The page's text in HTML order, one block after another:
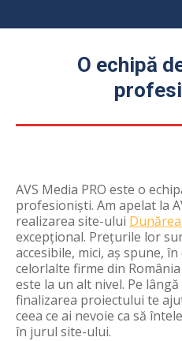
O echipă
AVS Media PRO este o
profesioniști. Am apelat la
realizarea site-ului
excepțional. Prețurile lor
accesibile, mici, aș spune,
celorlalte firme din
este la un alt nivel. Pe
finalizarea proiectului te
ceea ce ai nevoie ca să
în jurul site-ului.